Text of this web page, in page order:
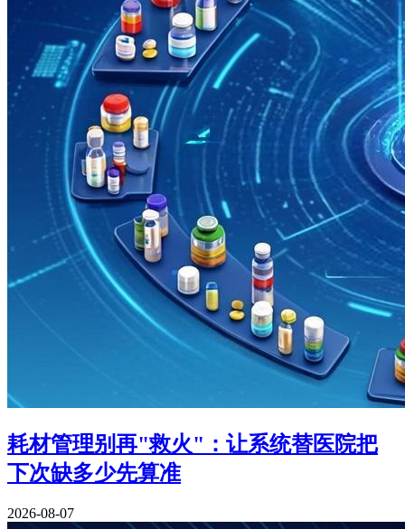
耗材管理别再"救火"：让系统替医院把
下次缺多少先算准
2026-08-07